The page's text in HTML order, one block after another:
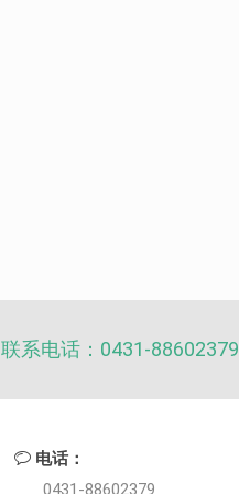
联系电话：0431-88602379
电话：
0431-88602379